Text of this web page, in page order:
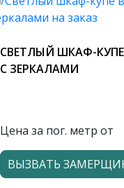
СВЕТЛЫЙ ШКАФ-
С ЗЕРКАЛАМИ
Цена за пог. метр от
ВЫЗВАТЬ